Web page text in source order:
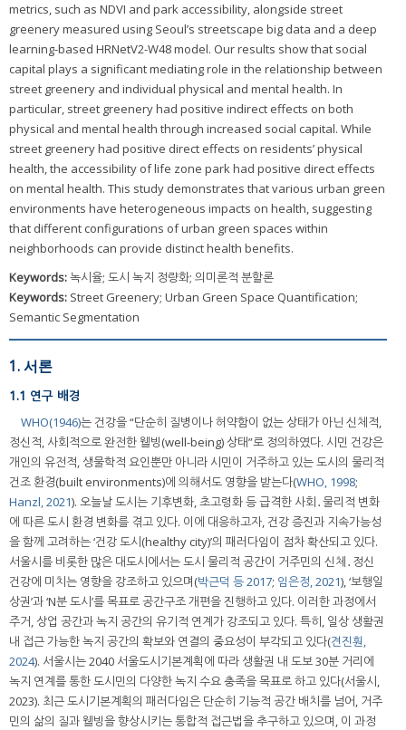
metrics, such as NDVI and park accessibility, alongside street
greenery measured using Seoul’s streetscape big data and a deep
learning-based HRNetV2-W48 model. Our results show that social
capital plays a significant mediating role in the relationship between
street greenery and individual physical and mental health. In
particular, street greenery had positive indirect effects on both
physical and mental health through increased social capital. While
street greenery had positive direct effects on residents’ physical
health, the accessibility of life zone park had positive direct effects
on mental health. This study demonstrates that various urban green
environments have heterogeneous impacts on health, suggesting
that different configurations of urban green spaces within
neighborhoods can provide distinct health benefits.
Keywords:녹시율; 도시 녹지 정량화; 의미론적 분할론
Keywords: Street Greenery; Urban Green Space Quantification;
Semantic Segmentation
1. 서론
1.1 연구 배경
WHO(1946)는 건강을 “단순히 질병이나 허약함이 없는 상태가 아닌 신체적,
정신적, 사회적으로 완전한 웰빙(well-being) 상태”로 정의하였다. 시민 건강은
개인의 유전적, 생물학적 요인뿐만 아니라 시민이 거주하고 있는 도시의 물리적
건조 환경(built environments)에 의해서도 영향을 받는다(WHO, 1998;
Hanzl, 2021). 오늘날 도시는 기후변화, 초고령화 등 급격한 사회․물리적 변화
에 따른 도시 환경 변화를 겪고 있다. 이에 대응하고자, 건강 증진과 지속가능성
을 함께 고려하는 ‘건강 도시(healthy city)’의 패러다임이 점차 확산되고 있다.
서울시를 비롯한 많은 대도시에서는 도시 물리적 공간이 거주민의 신체․정신
건강에 미치는 영향을 강조하고 있으며(박근덕 등 2017; 임은정, 2021), ‘보행일
상권’과 ‘N분 도시’를 목표로 공간구조 개편을 진행하고 있다. 이러한 과정에서
주거, 상업 공간과 녹지 공간의 유기적 연계가 강조되고 있다. 특히, 일상 생활권
내 접근 가능한 녹지 공간의 확보와 연결의 중요성이 부각되고 있다(견진훤,
2024). 서울시는 2040 서울도시기본계획에 따라 생활권 내 도보 30분 거리에
녹지 연계를 통한 도시민의 다양한 녹지 수요 충족을 목표로 하고 있다(서울시,
2023). 최근 도시기본계획의 패러다임은 단순히 기능적 공간 배치를 넘어, 거주
민의 삶의 질과 웰빙을 향상시키는 통합적 접근법을 추구하고 있으며, 이 과정